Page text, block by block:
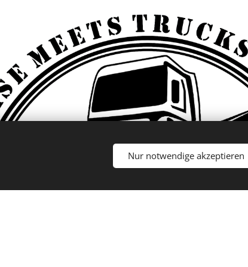
Nur notwendige akzeptieren